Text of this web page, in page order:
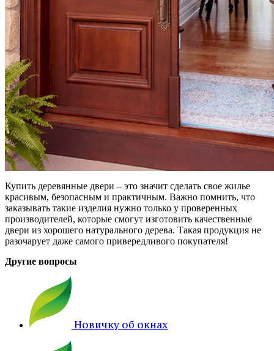
Купить деревянные двери – это значит сделать свое жилье
красивым, безопасным и практичным. Важно помнить, что
заказывать такие изделия нужно только у проверенных
производителей, которые смогут изготовить качественные
двери из хорошего натурального дерева. Такая продукция не
разочарует даже самого привередливого покупателя!
Другие вопросы
Новичку об окнах